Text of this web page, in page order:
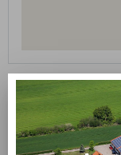
produkte